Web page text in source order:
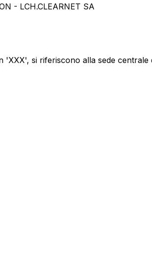
- LCH.CLEARNET SA
si riferiscono alla sede centrale